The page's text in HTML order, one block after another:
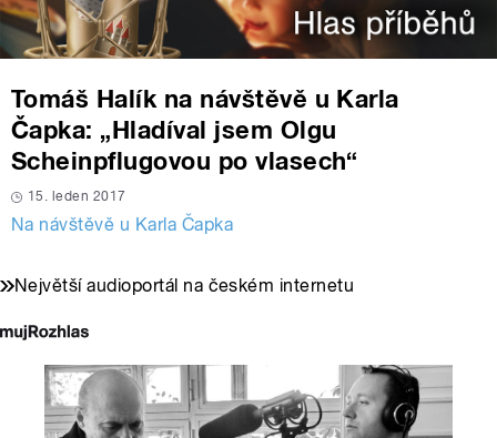
Tomáš Halík na návštěvě u Karla
Čapka: „Hladíval jsem Olgu
Scheinpflugovou po vlasech“
15. leden 2017
Na návštěvě u Karla Čapka
Největší audioportál na českém internetu